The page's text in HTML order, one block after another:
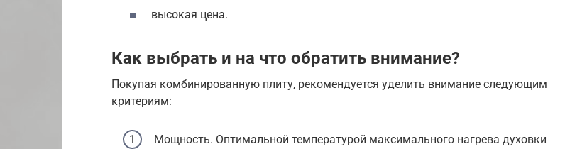
высокая цена.
Как выбрать и на что обратить внимание?
Покупая комбинированную плиту, рекомендуется уделить внимание следующим
критериям:
Мощность. Оптимальной температурой максимального нагрева духовки